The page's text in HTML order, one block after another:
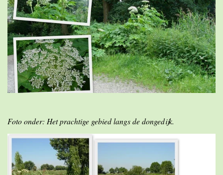
Foto onder: Het prachtige gebied langs de dongedijk.